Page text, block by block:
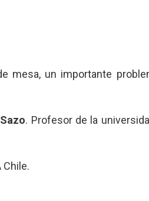
mesa, un importante
. Profesor de la
Chile.